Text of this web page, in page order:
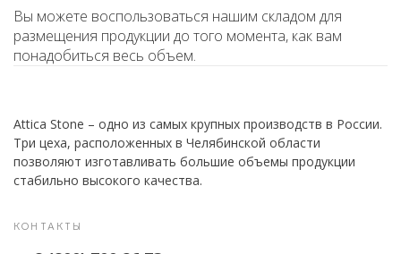
Вы можете воспользоваться нашим складом для
размещения продукции до того момента, как вам
понадобиться весь объем.
Attica Stone – одно из самых крупных производств в России.
Три цеха, расположенных в Челябинской области
позволяют изготавливать большие объемы продукции
стабильно высокого качества.
КОНТАКТЫ